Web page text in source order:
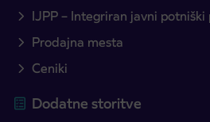
IJPP – Integriran javni
Prodajna mesta
Ceniki
Dodatne storitve